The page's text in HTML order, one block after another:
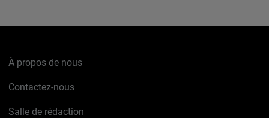
À propos de nous
Contactez-nous
Salle de rédaction